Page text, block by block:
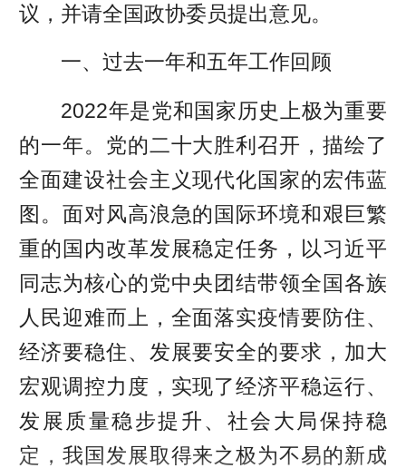
议，并请全国政协委员提出意见。
一、过去一年和五年工作回顾
2022年是党和国家历史上极为重要
的一年。党的二十大胜利召开，描绘了
全面建设社会主义现代化国家的宏伟蓝
图。面对风高浪急的国际环境和艰巨繁
重的国内改革发展稳定任务，以习近平
同志为核心的党中央团结带领全国各族
人民迎难而上，全面落实疫情要防住、
经济要稳住、发展要安全的要求，加大
宏观调控力度，实现了经济平稳运行、
发展质量稳步提升、社会大局保持稳
定，我国发展取得来之极为不易的新成